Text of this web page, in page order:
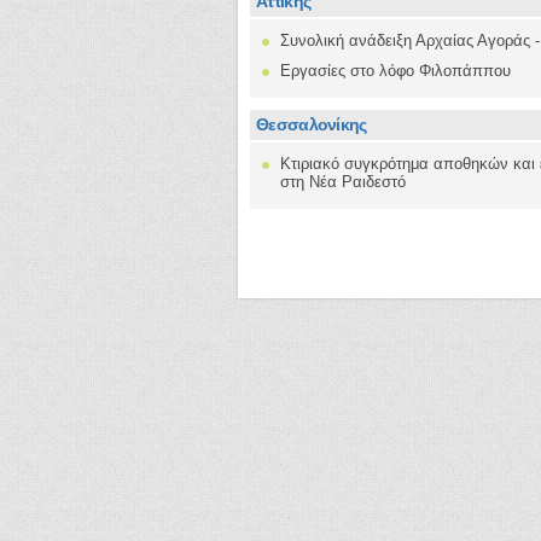
Συνολική ανάδειξη Αρχαίας Αγοράς
Εργασίες στο λόφο Φιλοπάππου
Θεσσαλονίκης
Κτιριακό συγκρότημα αποθηκών
στη Νέα Ραιδεστό